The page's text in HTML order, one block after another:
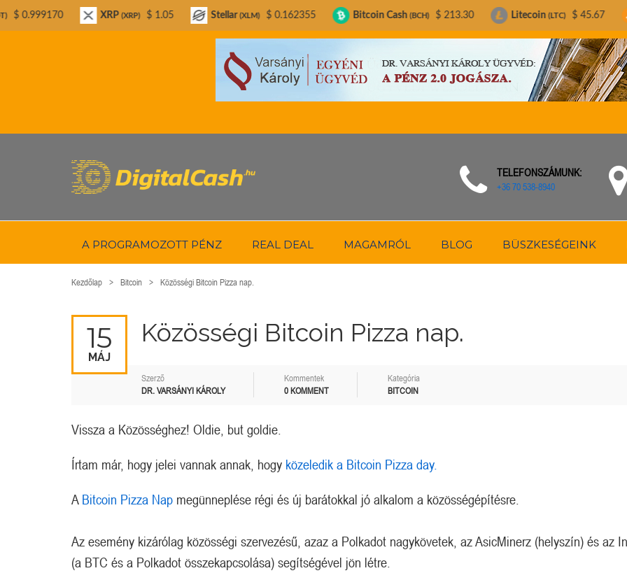
TELEFONSZÁMUNK:
+36 70 538-8940
A PROGRAMOZOTT PÉNZ REAL DEAL MAGAMRÓL BLOG BÜSZKESÉGEINK
Kezdőlap Bitcoin Közösségi Bitcoin Pizza nap.
15
MÁJ
Közösségi Bitcoin Pizza nap.
Szerző
DR. VARSÁNYI KÁROLY
Kommentek
0 KOMMENT
Kategória
BITCOIN
Vissza a Közösséghez! Oldie, but goldie.
Írtam már, hogy jelei vannak annak, hogy közeledik a Bitcoin Pizza day.
A Bitcoin Pizza Nap megünneplése régi és új barátokkal jó alkalom a közösségépítésre.
Az esemény kizárólag közösségi szervezésű, azaz a Polkadot nagykövetek, az AsicMinerz (helyszín) és az
(a BTC és a Polkadot összekapcsolása) segítségével jön létre.
XRP(XRP) $ 1.05 Stellar (XLM) $ 0.162355 Bitcoin Cash(BCH) $ 213.30 Litecoin (LTC) $ 45.67 Bitcoin